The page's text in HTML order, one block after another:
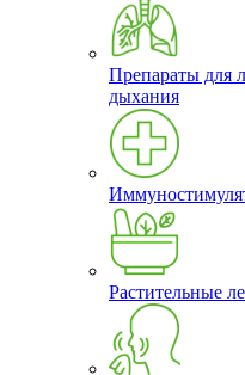
Препараты для
дыхания
Растительные